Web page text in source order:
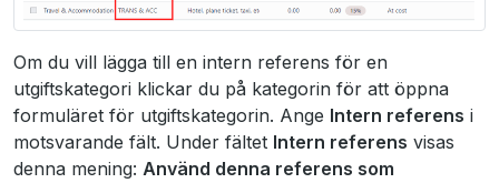
Om du vill lägga till en intern referens för en
utgiftskategori klickar du på kategorin för att öppna
formuläret för utgiftskategorin. Ange Intern referens i
motsvarande fält. Under fältet Intern referens visas
denna mening: Använd denna referens som